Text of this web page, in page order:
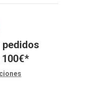
pedidos
100€*